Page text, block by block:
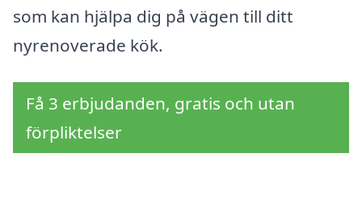
som kan hjälpa dig på vägen till ditt
nyrenoverade kök.
Få 3 erbjudanden, gratis och utan
förpliktelser